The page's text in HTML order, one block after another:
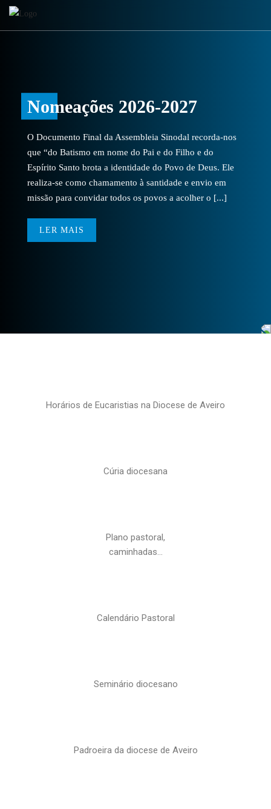
Nomeações 2026-2027
O Documento Final da Assembleia Sinodal recorda-nos
que “do Batismo em nome do Pai e do Filho e do
Espírito Santo brota a identidade do Povo de Deus. Ele
realiza-se como chamamento à santidade e envio em
missão para convidar todos os povos a acolher o [...]
LER MAIS
Horários de Eucaristias na Diocese de Aveiro
Cúria diocesana
Plano pastoral,
caminhadas…
Calendário Pastoral
Seminário diocesano
Padroeira da diocese de Aveiro